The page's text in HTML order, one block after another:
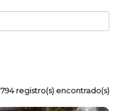
794 registro(s) encontrado(s)